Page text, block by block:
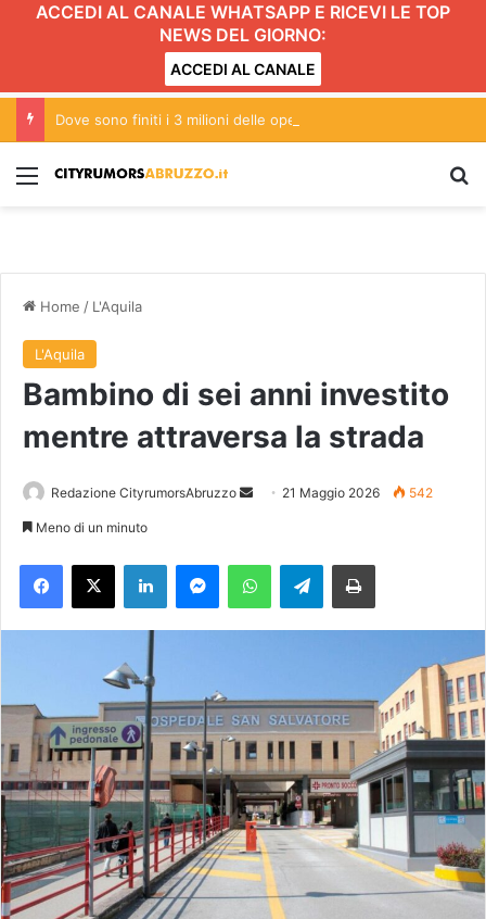
ACCEDI AL CANALE WHATSAPP E RICEVI LE TOP
NEWS DEL GIORNO:
ACCEDI AL CANALE
Menu
Home / L'Aquila
L'Aquila
Bambino di sei anni investito
mentre attraversa la strada
Redazione CityrumorsAbruzzo
a
e
m
a
i
l
21 Maggio 2026 542
Meno di un minuto
Telegram